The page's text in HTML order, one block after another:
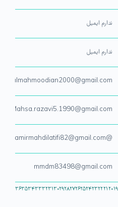
ندارم ایمیل
ندارم ایمیل
almahmoodian2000@gmail.com
Mahsa.razavi5.1990@gmail.com
@amirmahdilatifi82@gmail.com
mmdm83498@gmail.com
۱۹۲۰۲۱۲۲۲۳۲۴۲۵۲۶۲۷۲۸۲۹۳۰۳۱۳۲۳۳۳۴۳۵۳۶